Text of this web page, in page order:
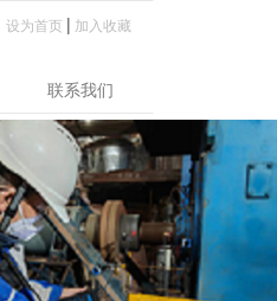
设为首页 | 加入收藏
联系我们